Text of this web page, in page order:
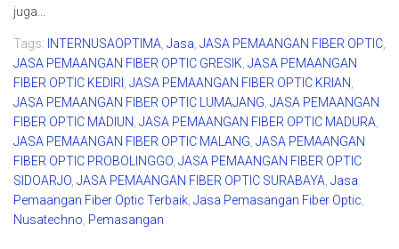
juga...
Tags: INTERNUSAOPTIMA Jasa JASA PEMAANGAN FIBER OPTIC
JASA PEMAANGAN FIBER OPTIC GRESIK JASA PEMAANGAN
FIBER OPTIC KEDIRI
JASA PEMAANGAN FIBER OPTIC KRIAN
JASA PEMAANGAN FIBER OPTIC LUMAJANG JASA PEMAANGAN
FIBER OPTIC MADIUN JASA PEMAANGAN FIBER OPTIC MADURA
JASA PEMAANGAN FIBER OPTIC MALANG JASA PEMAANGAN
FIBER OPTIC PROBOLINGGO JASA PEMAANGAN FIBER OPTIC
SIDOARJO JASA PEMAANGAN FIBER OPTIC SURABAYA Jasa
Pemaangan Fiber Optic Terbaik Jasa Pemasangan Fiber Optic
Nusatechno Pemasangan